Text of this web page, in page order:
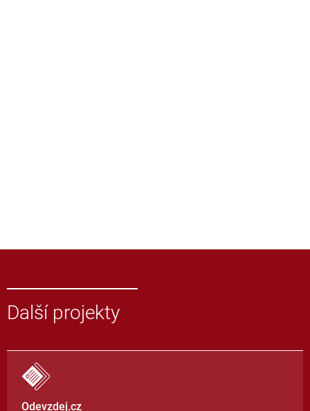
Další projekty
Odevzdej.cz